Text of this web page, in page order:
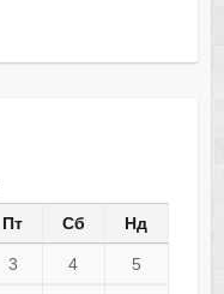
Пт Сб Нд
3 4 5